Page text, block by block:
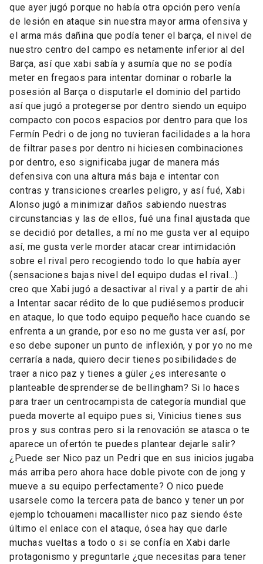
que ayer jugó porque no había otra opción pero venía
de lesión en ataque sin nuestra mayor arma ofensiva y
el arma más dañina que podía tener el barça, el nivel de
nuestro centro del campo es netamente inferior al del
Barça, así que xabi sabía y asumía que no se podía
meter en fregaos para intentar dominar o robarle la
posesión al Barça o disputarle el dominio del partido
así que jugó a protegerse por dentro siendo un equipo
compacto con pocos espacios por dentro para que los
Fermín Pedri o de jong no tuvieran facilidades a la hora
de filtrar pases por dentro ni hiciesen combinaciones
por dentro, eso significaba jugar de manera más
defensiva con una altura más baja e intentar con
contras y transiciones crearles peligro, y así fué, Xabi
Alonso jugó a minimizar daños sabiendo nuestras
circunstancias y las de ellos, fué una final ajustada que
se decidió por detalles, a mí no me gusta ver al equipo
así, me gusta verle morder atacar crear intimidación
sobre el rival pero recogiendo todo lo que había ayer
(sensaciones bajas nivel del equipo dudas el rival…)
creo que Xabi jugó a desactivar al rival y a partir de ahi
a Intentar sacar rédito de lo que pudiésemos producir
en ataque, lo que todo equipo pequeño hace cuando se
enfrenta a un grande, por eso no me gusta ver así, por
eso debe suponer un punto de inflexión, y por yo no me
cerraría a nada, quiero decir tienes posibilidades de
traer a nico paz y tienes a güler ¿es interesante o
planteable desprenderse de bellingham? Si lo haces
para traer un centrocampista de categoría mundial que
pueda moverte al equipo pues si, Vinicius tienes sus
pros y sus contras pero si la renovación se atasca o te
aparece un ofertón te puedes plantear dejarle salir?
¿Puede ser Nico paz un Pedri que en sus inicios jugaba
más arriba pero ahora hace doble pivote con de jong y
mueve a su equipo perfectamente? O nico puede
usarsele como la tercera pata de banco y tener un por
ejemplo tchouameni macallister nico paz siendo éste
último el enlace con el ataque, ósea hay que darle
muchas vueltas a todo o si se confía en Xabi darle
protagonismo y preguntarle ¿que necesitas para tener